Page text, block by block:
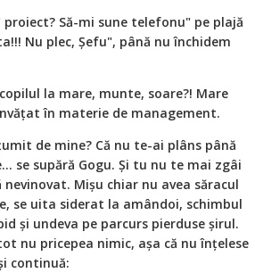
proiect? Să-mi sune telefonu" pe plajă
Nu plec, Șefu", până nu închidem
la mare, munte, soare?! Mare
în materie de management.
de mine? Că nu te-ai plâns până
se supără Gogu. Și tu nu te mai zgâi
Mișu chiar nu avea săracul
se uita siderat la amândoi, schimbul
și undeva pe parcurs pierduse șirul.
nu pricepea nimic, așa că nu înțelese
continuă: